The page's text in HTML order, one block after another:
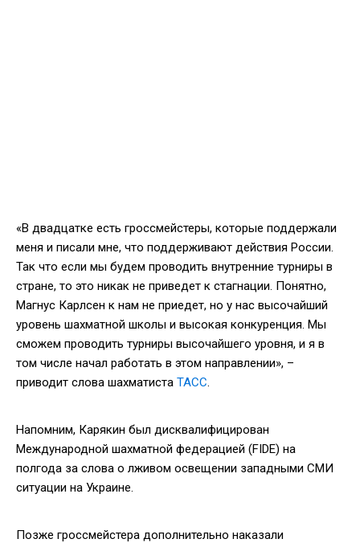
«В двадцатке есть гроссмейстеры, которые поддержали
меня и писали мне, что поддерживают действия России.
Так что если мы будем проводить внутренние турниры в
стране, то это никак не приведет к стагнации. Понятно,
Магнус Карлсен к нам не приедет, но у нас высочайший
уровень шахматной школы и высокая конкуренция. Мы
сможем проводить турниры высочайшего уровня, и я в
том числе начал работать в этом направлении», –
приводит слова шахматиста ТАСС.
Напомним, Карякин был дисквалифицирован
Международной шахматной федерацией (FIDE) на
полгода за слова о лживом освещении западными СМИ
ситуации на Украине.
Позже гроссмейстера дополнительно наказали